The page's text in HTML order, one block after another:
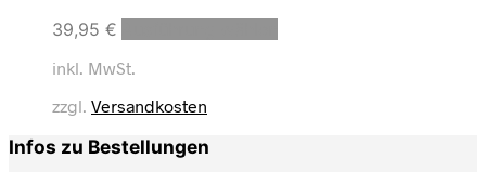
39,95 €
inkl. MwSt.
zzgl. Versandkosten
Infos zu Bestellungen